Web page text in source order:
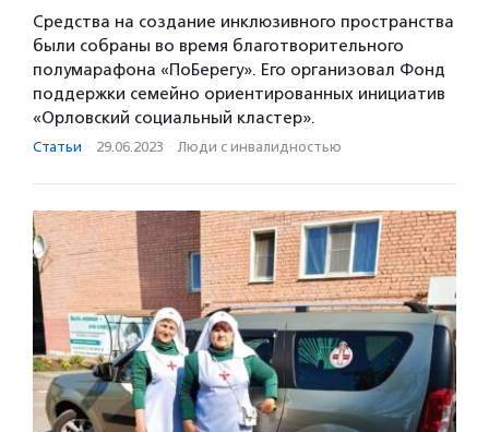
Средства на создание инклюзивного пространства
были собраны во время благотворительного
полумарафона «ПоБерегу». Его организовал Фонд
поддержки семейно ориентированных инициатив
«Орловский социальный кластер».
Статьи · 29.06.2023 · Люди с инвалидностью